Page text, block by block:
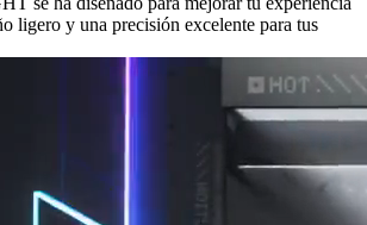
ligero y una precisión excelente para tus